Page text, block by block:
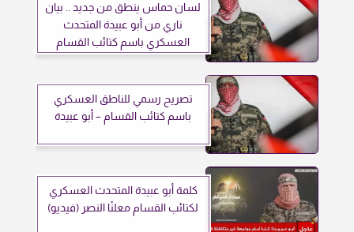
لسان حماس ينطق من جديد .. بيان
ناري من أبو عبيدة المتحدث
العسكري باسم كتائب القسام
تصريح رسمي للناطق العسكري
باسم كتائب القسام – أبو عبيدة
كلمة أبو عبيدة المتحدث العسكري
لكتائب القسام معلنًا النصر (فيديو)